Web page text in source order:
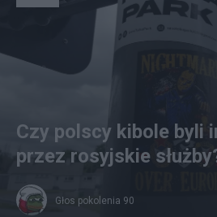
Czy polscy kibole byli
przez rosyjskie
Głos pokolenia 90